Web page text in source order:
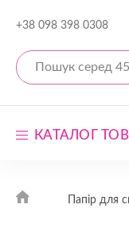
+38 098 398 0308
КАТАЛОГ
Набори Папір для